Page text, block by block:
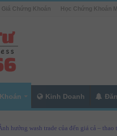
Giá Chứng Khoán Học Chứng Khoán
Kinh Doanh
hưởng wash trade của đến giá cả –